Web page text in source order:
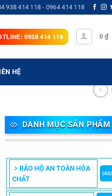
938 414 118 - 0964 414 118
0938 414 118 0 ₫
HỆ
DANH MỤC SẢN PHẨM
BẢO HỘ AN TOÀN HÓA
CHẤT
(63)